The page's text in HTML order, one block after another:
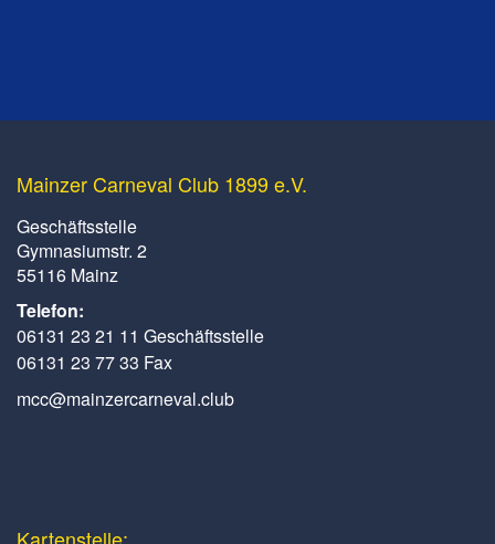
Mainzer Carneval Club 1899 e.V.
Geschäftsstelle
Gymnasiumstr. 2
55116 Mainz
Telefon:
06131 23 21 11 Geschäftsstelle
06131 23 77 33 Fax
mcc@mainzercarneval.club